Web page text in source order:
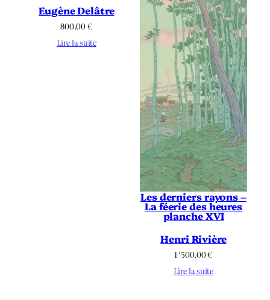
Eugène Delâtre
800.00€
Lire la suite
Les derniers rayons –
La féerie des heures
planche XVI
Henri Rivière
1 ‘500.00€
Lire la suite